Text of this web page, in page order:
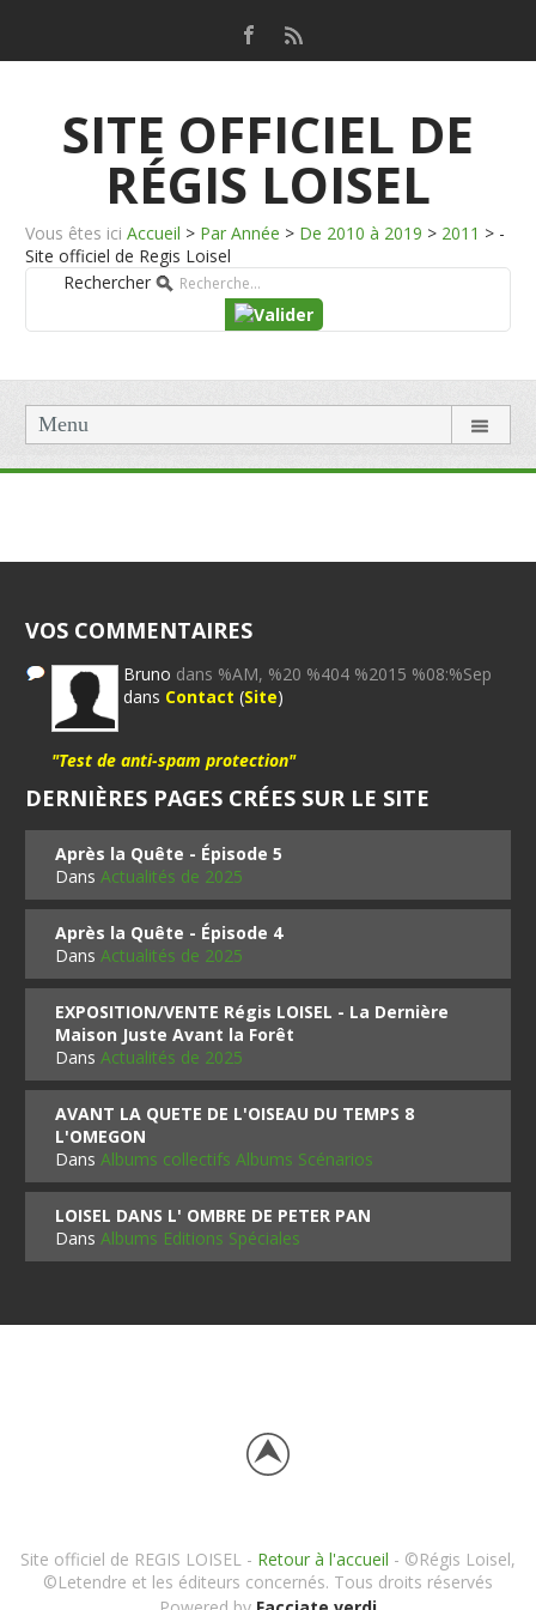
SITE OFFICIEL DE
RÉGIS LOISEL
Vous êtes ici Accueil > Par Année > De 2010 à 2019 > 2011 > -
Site officiel de Regis Loisel
Rechercher
Menu
VOS COMMENTAIRES
Bruno dans %AM, %20 %404 %2015 %08:%Sep
dans Contact (Site)
"Test de anti-spam protection"
DERNIÈRES PAGES CRÉES SUR LE SITE
Après la Quête - Épisode 5
DansActualités de 2025
Après la Quête - Épisode 4
DansActualités de 2025
EXPOSITION/VENTE Régis LOISEL - La Dernière
Maison Juste Avant la Forêt
DansActualités de 2025
AVANT LA QUETE DE L'OISEAU DU TEMPS 8
L'OMEGON
DansAlbums collectifs Albums Scénarios
LOISEL DANS L' OMBRE DE PETER PAN
DansAlbums Editions Spéciales
Site officiel de REGIS LOISEL - Retour à l'accueil - ©Régis Loisel,
©Letendre et les éditeurs concernés. Tous droits réservés